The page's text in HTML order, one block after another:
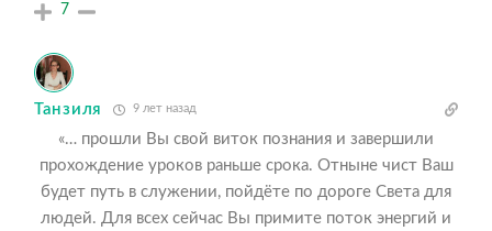
7
Танзиля 9 лет назад
«… прошли Вы свой виток познания и завершили
прохождение уроков раньше срока. Отныне чист Ваш
будет путь в служении, пойдёте по дороге Света для
людей. Для всех сейчас Вы примите поток энергий и